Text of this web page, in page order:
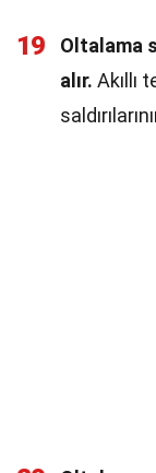
19
Oltalama
alır. Akıllı